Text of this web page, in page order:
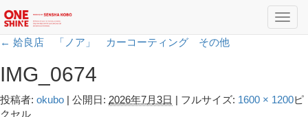
← 姶良店 「ノア」 カーコーティング その他
IMG_0674
投稿者: okubo | 公開日: 2026年7月3日 | フルサイズ: 1600 × 1200ピ
クセル